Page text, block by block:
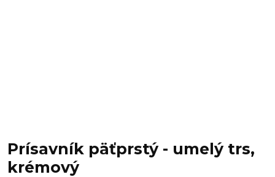
Prísavník päťprstý - umelý trs,
krémový